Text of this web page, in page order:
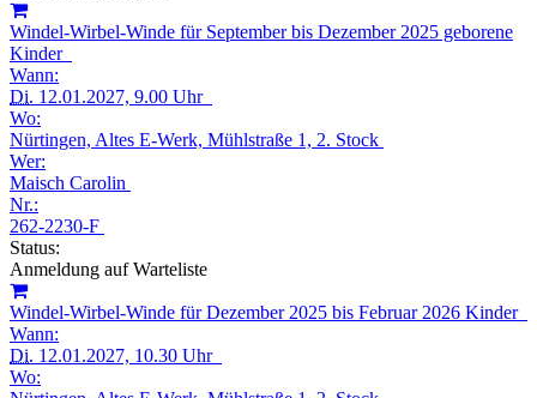
Windel-Wirbel-Winde für September bis Dezember 2025 geborene
Kinder
Wann:
Di. 12.01.2027, 9.00 Uhr
Wo:
Nürtingen, Altes E-Werk, Mühlstraße 1, 2. Stock
Wer:
Maisch Carolin
Nr.:
262-2230-F
Status:
Anmeldung auf Warteliste
Windel-Wirbel-Winde für Dezember 2025 bis Februar 2026 Kinder
Wann:
Di. 12.01.2027, 10.30 Uhr
Wo: